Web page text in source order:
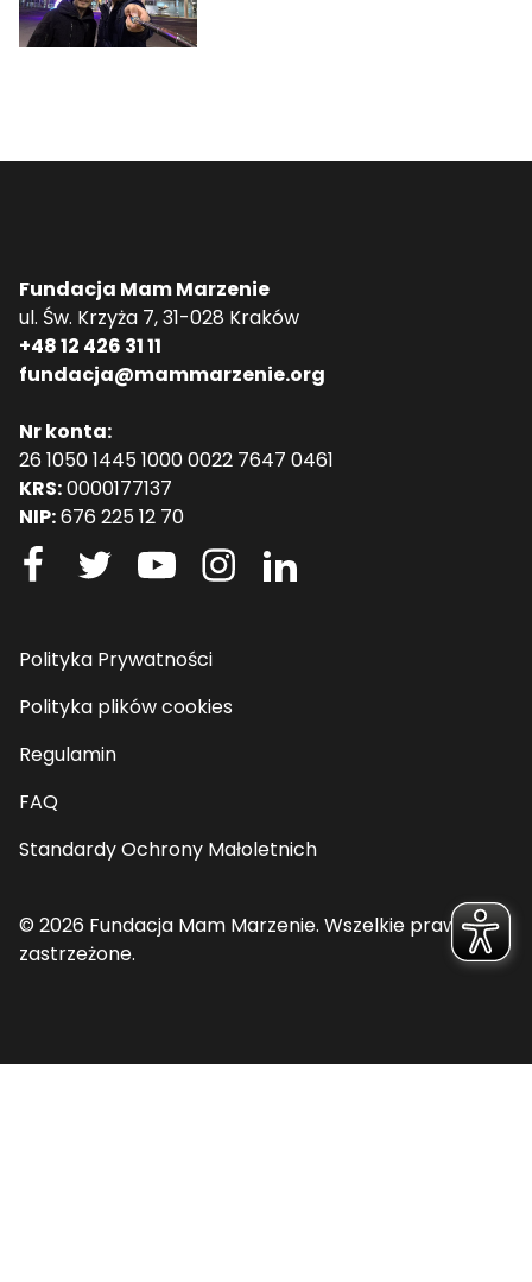
Fundacja Mam Marzenie
ul. Św. Krzyża 7, 31-028 Kraków
+48 12 426 31 11
fundacja@mammarzenie.org
Nr konta:
26 1050 1445 1000 0022 7647 0461
KRS:0000177137
NIP:676 225 12 70
Polityka Prywatności
Polityka plików cookies
Regulamin
FAQ
Standardy Ochrony Małoletnich
© 2026 Fundacja Mam Marzenie. Wszelkie prawa
zastrzeżone.